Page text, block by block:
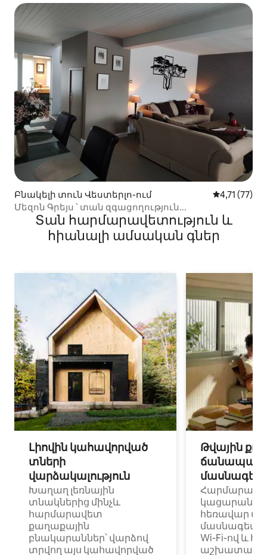
Բնակելի տուն Վեստերլո-ում Միջին
4,71 (77)
Մեզոն Գրեյս ՝ տան զգացողություն...
Տան հարմարավետություն և
հիանալի ամսական գներ
Լիովին կահավորված
տների
վարձակալություն
Խաղաղ լեռնային
տնակներից մինչև
հարմարավետ
քաղաքային
բնակարաններ՝ վարձով
տրվող այս կահավորված
Թվային
հեռավար
Wi-Fi-ով և